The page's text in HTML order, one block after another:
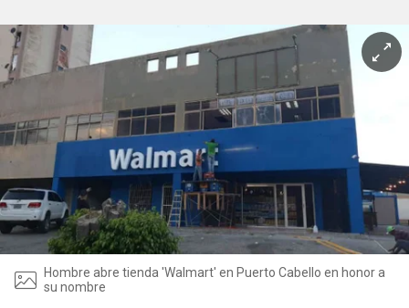
Hombre abre tienda 'Walmart' en Puerto Cabello en honor a
su nombre